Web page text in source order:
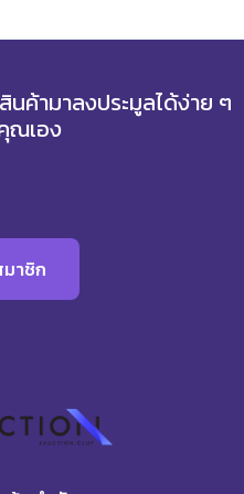
นค้ามาลงประมูลได้ง่าย ๆ
ณเอง
าชิก